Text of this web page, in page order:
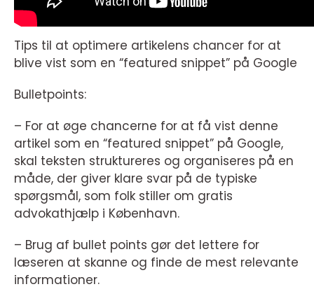
Tips til at optimere artikelens chancer for at
blive vist som en “featured snippet” på Google
Bulletpoints:
– For at øge chancerne for at få vist denne
artikel som en “featured snippet” på Google,
skal teksten struktureres og organiseres på en
måde, der giver klare svar på de typiske
spørgsmål, som folk stiller om gratis
advokathjælp i København.
– Brug af bullet points gør det lettere for
læseren at skanne og finde de mest relevante
informationer.